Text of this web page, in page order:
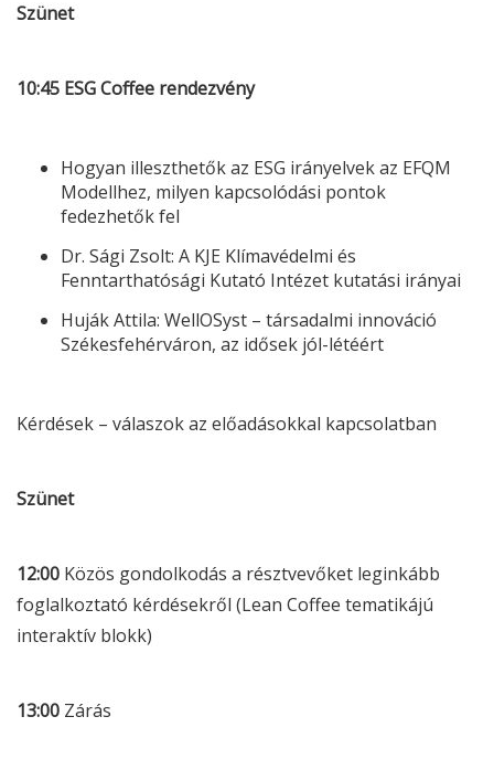
Szünet
10:45 ESGCoffee rendezvény
Hogyan illeszthetők az ESG irányelvek az EFQM
Modellhez, milyen kapcsolódási pontok
fedezhetők fel
Dr. Sági Zsolt: A KJE Klímavédelmi és
Fenntarthatósági Kutató Intézet kutatási irányai
Huják Attila: WellOSyst – társadalmi innováció
Székesfehérváron, az idősek jól-létéért
Kérdések – válaszok az előadásokkal kapcsolatban
Szünet
12:00 Közös gondolkodás a résztvevőket leginkább
foglalkoztató kérdésekről (Lean Coffee tematikájú
interaktív blokk)
13:00 Zárás